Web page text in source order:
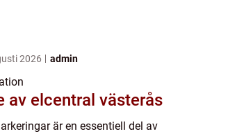
2026 admin
av elcentral västerås
är en essentiell del av